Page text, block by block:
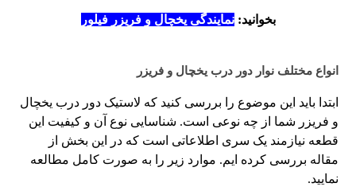
بخوانید:نمایندگی یخچال و فریزر فیلور
انواع مختلف نوار دور درب یخچال و فریزر
ابتدا باید این موضوع را بررسی کنید که لاستیک دور درب یخچال
و فریزر شما از چه نوعی است. شناسایی نوع آن و کیفیت این
قطعه نیازمند یک سری اطلاعاتی است که در این بخش از
مقاله بررسی کرده ایم. موارد زیر را به صورت کامل مطالعه
نمایید.